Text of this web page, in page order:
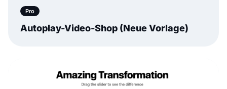
Pro
Autoplay-Video-Shop (Neue Vorlage)